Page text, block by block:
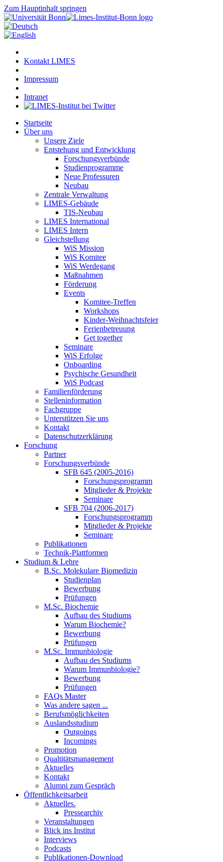
Zum Hauptinhalt springen
Kontakt LIMES
Impressum
Intranet
Startseite
Über uns
Unsere Ziele
Entstehung und Entwicklung
Forschungsverbünde
Studienprogramme
Neue Professuren
Neubau
Zentrale Verwaltung
LIMES-Gebäude
TIS-Neubau
LIMES International
LIMES Intern
Gleichstellung
WiS Mission
WiS Komitee
WiS Werdegang
Maßnahmen
Förderung
Events
Komitee-Treffen
Workshops
Kinder-Weihnachtsfeier
Ferienbetreuung
Get together
Seminare
WiS Erfolge
Onboarding
Psychische Gesundheit
WiS Podcast
Familienförderung
Stelleninformation
Fachgruppe
Unterstützen Sie uns
Kontakt
Datenschutzerklärung
Forschung
Partner
Forschungsverbünde
SFB 645 (2005-2016)
Forschungsprogramm
Mitglieder & Projekte
Seminare
SFB 704 (2006-2017)
Forschungsprogramm
Mitglieder & Projekte
Seminare
Publikationen
Technik-Plattformen
Studium & Lehre
B.Sc. Molekulare Biomedizin
Studienplan
Bewerbung
Prüfungen
M.Sc. Biochemie
Aufbau des Studiums
Warum Biochemie?
Bewerbung
Prüfungen
M.Sc. Immunbiologie
Aufbau des Studiums
Warum Immunbiologie?
Bewerbung
Prüfungen
FAQs Master
Was andere sagen ...
Berufsmöglichkeiten
Auslandsstudium
Outgoings
Incomings
Promotion
Qualtitätsmanagement
Aktuelles
Kontakt
Alumni zum Gespräch
Öffentlichkeitsarbeit
Aktuelles.
Pressearchiv
Veranstaltungen
Blick ins Institut
Interviews
Podcasts
Publikationen-Download